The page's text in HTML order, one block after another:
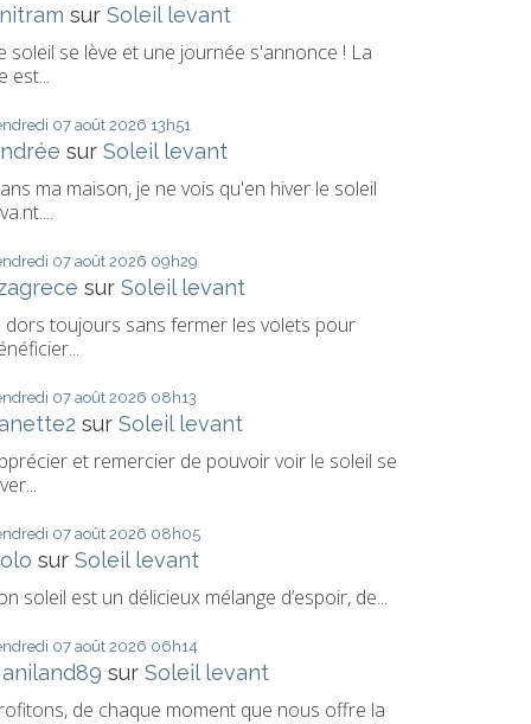
surSoleil levant
soleil se lève et une journée s'annonce ! La
est...
07 août 2026 13h51
surSoleil levant
ma maison, je ne vois qu'en hiver le soleil
07 août 2026 09h29
surSoleil levant
dors toujours sans fermer les volets pour
07 août 2026 08h13
surSoleil levant
et remercier de pouvoir voir le soleil se
07 août 2026 08h05
surSoleil levant
soleil est un délicieux mélange d’espoir, de...
07 août 2026 06h14
surSoleil levant
de chaque moment que nous offre la